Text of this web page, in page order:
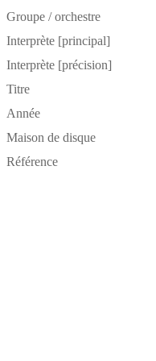
Groupe / orchestre
Interprète [principal]
Interprète [précision]
Titre
Année
Maison de disque
Référence